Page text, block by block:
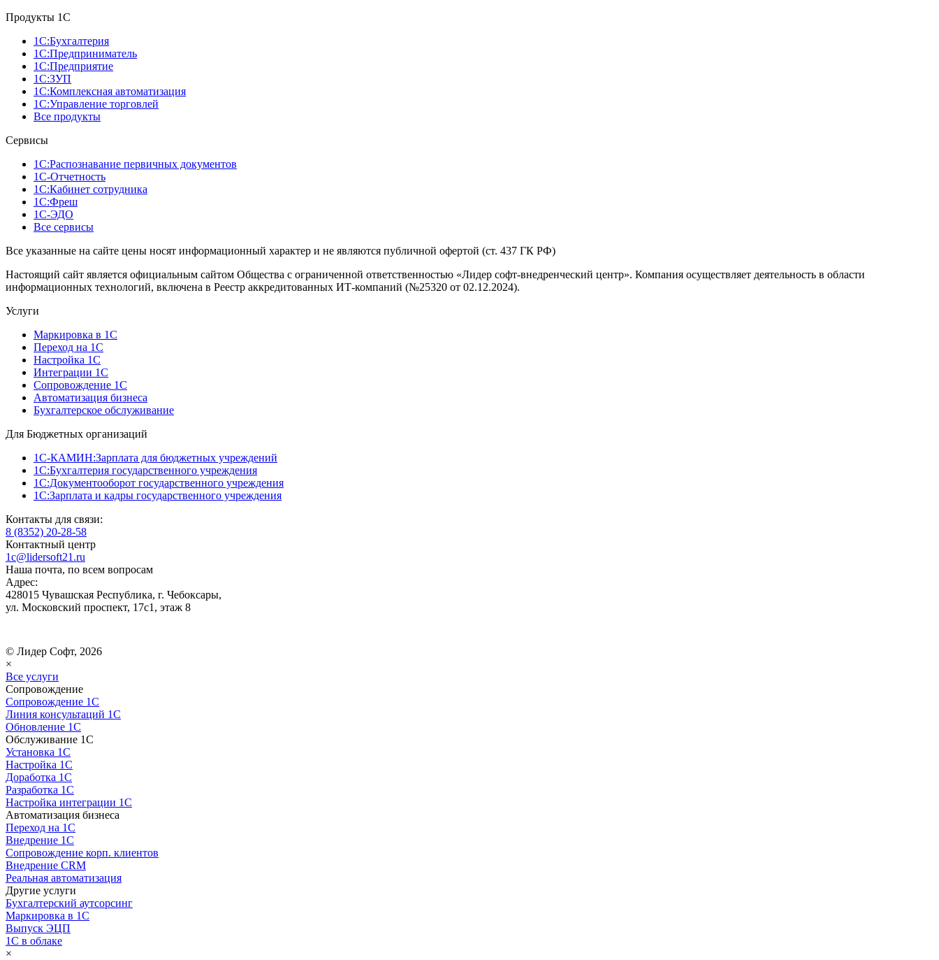
Продукты 1C
1С:Бухгалтерия
1С:Предприниматель
1С:Предприятие
1С:ЗУП
1С:Комплексная автоматизация
1С:Управление торговлей
Все продукты
Сервисы
1С:Распознавание первичных документов
1С-Отчетность
1С:Кабинет сотрудника
1С:Фреш
1С-ЭДО
Все сервисы
Все указанные на сайте цены носят информационный характер и не являются публичной офертой (ст. 437 ГК РФ)
Настоящий сайт является официальным сайтом Общества с ограниченной ответственностью «Лидер софт-внедренческий центр». Компания осуществляет деятельность в области
информационных технологий, включена в Реестр аккредитованных ИТ-компаний (№25320 от 02.12.2024).
Услуги
Маркировка в 1С
Переход на 1С
Настройка 1С
Интеграции 1С
Сопровождение 1С
Автоматизация бизнеса
Бухгалтерское обслуживание
Для Бюджетных организаций
1С-КАМИН:Зарплата для бюджетных учреждений
1С:Бухгалтерия государственного учреждения
1С:Документооборот государственного учреждения
1С:Зарплата и кадры государственного учреждения
Контакты для связи:
8 (8352) 20-28-58
Контактный центр
1c@lidersoft21.ru
Наша почта, по всем вопросам
Адрес:
428015 Чувашская Республика, г. Чебоксары,
ул. Московский проспект, 17с1, этаж 8
© Лидер Софт, 2026
×
Все услуги
Сопровождение
Сопровождение 1С
Линия консультаций 1С
Обновление 1С
Обслуживание 1С
Установка 1С
Настройка 1С
Доработка 1С
Разработка 1С
Настройка интеграции 1С
Автоматизация бизнеса
Переход на 1С
Внедрение 1С
Сопровождение корп. клиентов
Внедрение CRM
Реальная автоматизация
Другие услуги
Бухгалтерский аутсорсинг
Маркировка в 1С
Выпуск ЭЦП
1С в облаке
×